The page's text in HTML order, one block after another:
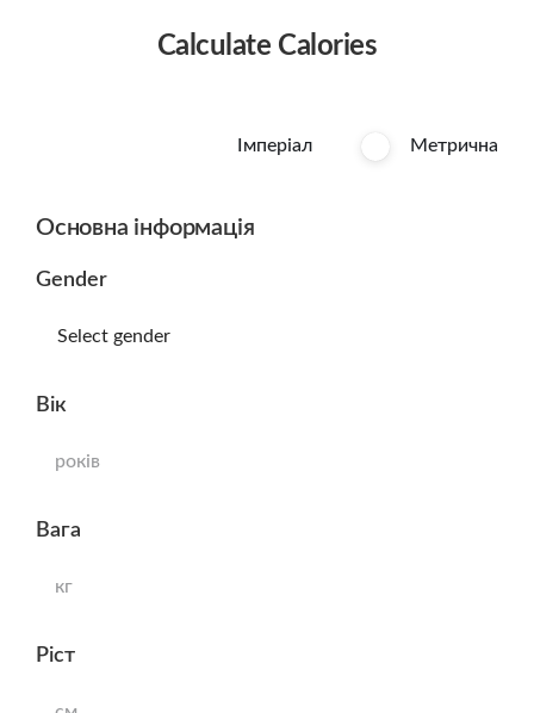
Calculate Calories
Імперіал Метрична
Основна інформація
Gender
Select gender
Вік
років
Вага
кг
Ріст